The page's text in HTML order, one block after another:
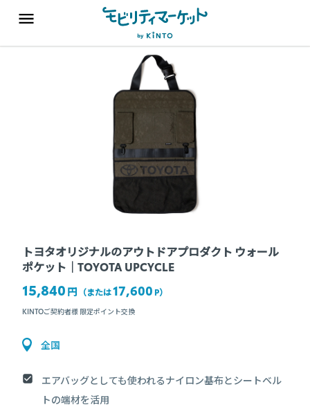
トヨタオリジナルのアウトドアプロダクト ウォール
ポケット｜TOYOTA UPCYCLE
15,840 円 （または17,600 P）
KINTOご契約者様 限定ポイント交換
全国
エアバッグとしても使われるナイロン基布とシートベル
トの端材を活用